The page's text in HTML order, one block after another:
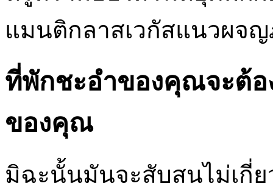
แมนติกลาสเวกัสแนวผจ
ที่พักชะอำของคุณจะต้อ
ของคุณ
มิฉะนั้นมันจะสับสนไม่เกี่